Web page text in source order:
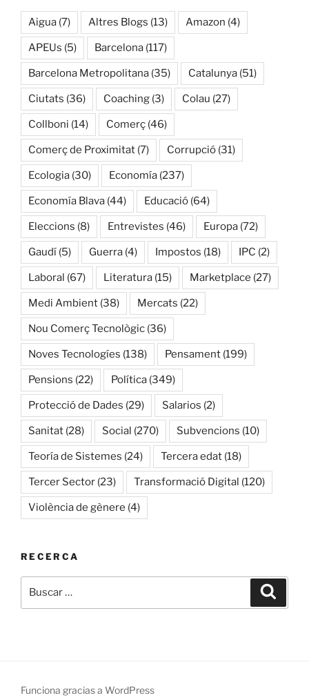
Aigua (7) Altres Blogs (13) Amazon (4)
APEUs (5) Barcelona (117)
Barcelona Metropolitana (35) Catalunya (51)
Ciutats (36) Coaching (3) Colau (27)
Collboni (14) Comerç (46)
Comerç de Proximitat (7) Corrupció (31)
Ecologia (30) Economía (237)
Economía Blava (44) Educació (64)
Eleccions (8) Entrevistes (46) Europa (72)
Gaudí (5) Guerra (4) Impostos (18) IPC (2)
Laboral (67) Literatura (15) Marketplace (27)
Medi Ambient (38) Mercats (22)
Nou Comerç Tecnològic (36)
Noves Tecnologíes (138) Pensament (199)
Pensions (22) Política (349)
Protecció de Dades (29) Salarios (2)
Sanitat (28) Social (270) Subvencions (10)
Teoría de Sistemes (24) Tercera edat (18)
Tercer Sector (23) Transformació Digital (120)
Violència de gènere (4)
RECERCA
por:
Funciona gracias a WordPress